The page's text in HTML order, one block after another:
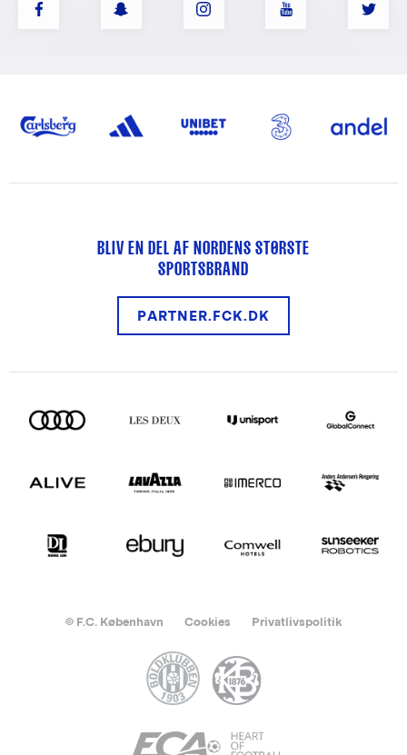
BLIV EN DEL AF NORDENS STØRSTE
SPORTSBRAND
PARTNER.FCK.DK
© F.C. København Cookies Privatlivspolitik